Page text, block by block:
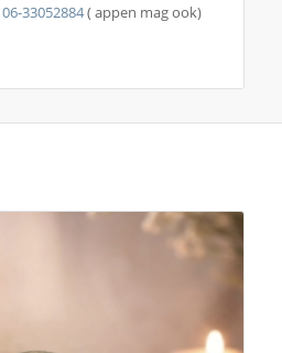
06-33052884( appen mag ook)